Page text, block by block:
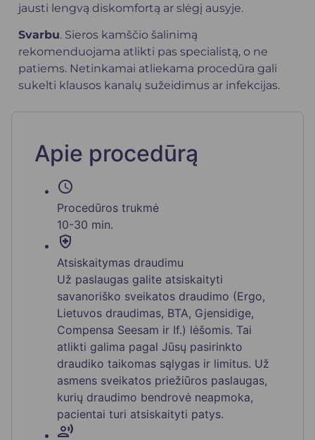
jausti lengvą diskomfortą ar slėgį ausyje.
Svarbu. Sieros kamščio šalinimą
rekomenduojama atlikti pas specialistą, o ne
patiems. Netinkamai atliekama procedūra gali
sukelti klausos kanalų sužeidimus ar infekcijas.
Apie procedūrą
schedule
Procedūros trukmė
10-30 min.
health_and_safety
Atsiskaitymas draudimu
Už paslaugas galite atsiskaityti
savanoriško sveikatos draudimo (Ergo,
Lietuvos draudimas, BTA, Gjensidige,
Compensa Seesam ir If.) lėšomis. Tai
atlikti galima pagal Jūsų pasirinkto
draudiko taikomas sąlygas ir limitus. Už
asmens sveikatos priežiūros paslaugas,
kurių draudimo bendrovė neapmoka,
pacientai turi atsiskaityti patys.
record_voice_over